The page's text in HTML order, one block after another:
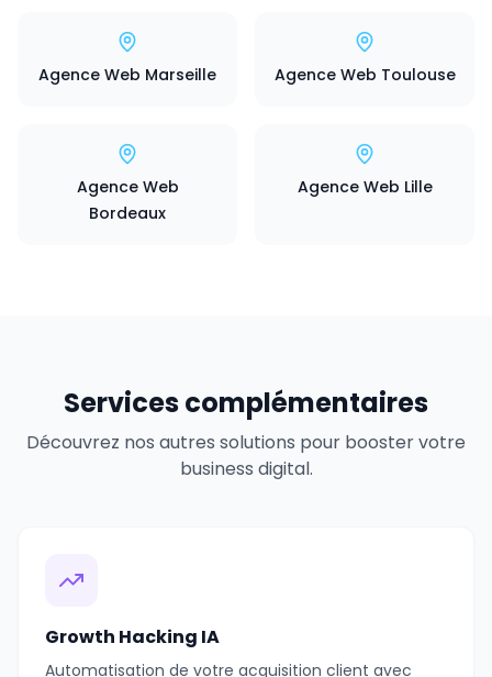
Agence Web Marseille Agence Web Toulouse
Agence Web
Bordeaux
Agence Web Lille
Services complémentaires
Découvrez nos autres solutions pour booster votre
business digital.
Growth Hacking IA
Automatisation de votre acquisition client avec